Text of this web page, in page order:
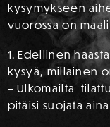
kysymykseen
vuorossa on
1. Edellinen
kysyä, millainen
– Ulkomailta
pitäisi suojata